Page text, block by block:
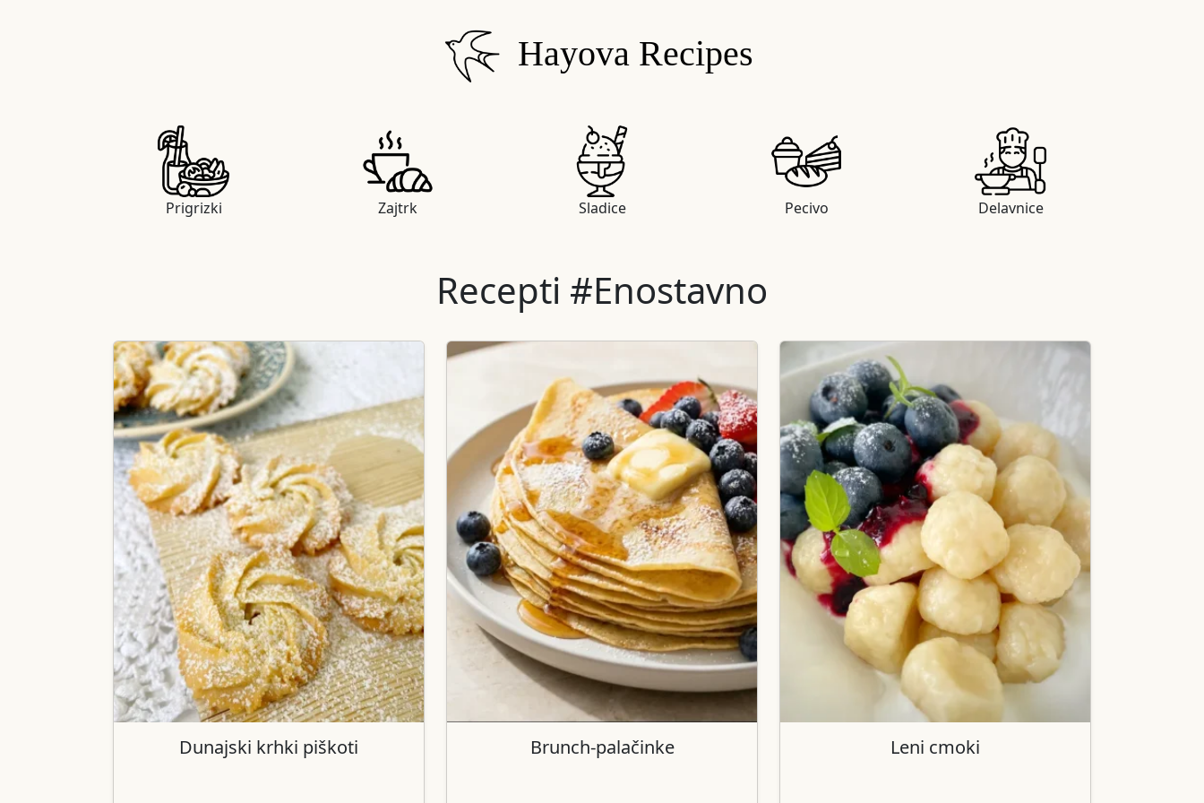
Hayova Recipes
Prigrizki Zajtrk Sladice Pecivo Delavnice
Recepti #Enostavno
Dunajski krhki piškoti Brunch-palačinke Leni cmoki